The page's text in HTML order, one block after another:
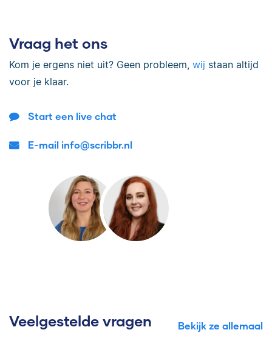
Vraag het ons
Kom je ergens niet uit? Geen probleem, wij staan altijd
voor je klaar.
Start een live chat
E-mail info@scribbr.nl
Veelgestelde vragen Bekijk ze allemaal